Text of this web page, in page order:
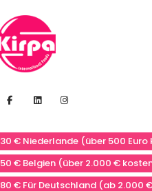
30 € Niederlande (über 500
50 € Belgien (über 2.000 €
80 € Für Deutschland (ab 2.000